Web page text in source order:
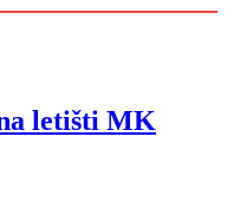
letišti MK